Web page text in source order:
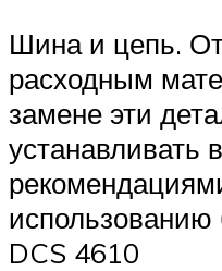
Шина и цепь.
расходным
замене эти
устанавливать
DCS 4610